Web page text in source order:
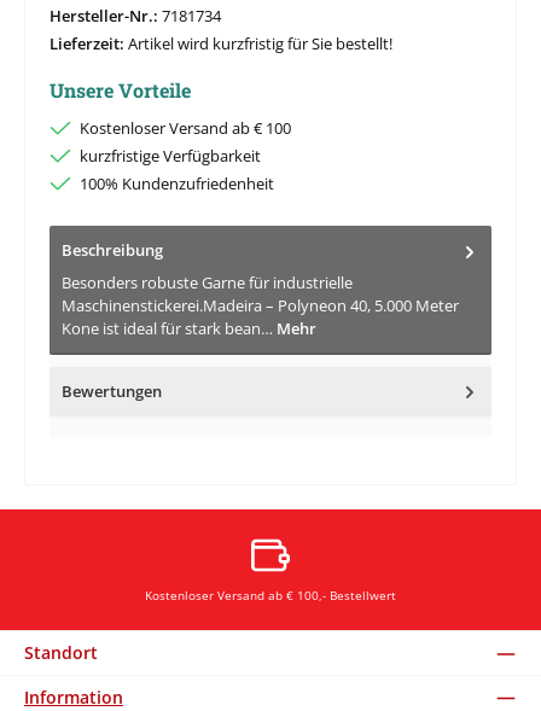
Hersteller-Nr.: 7181734
Lieferzeit: Artikel wird kurzfristig für Sie bestellt!
Unsere Vorteile
Kostenloser Versand ab € 100
kurzfristige Verfügbarkeit
100% Kundenzufriedenheit
Beschreibung
Besonders robuste Garne für industrielle
Maschinenstickerei.Madeira – Polyneon 40, 5.000 Meter
Kone ist ideal für stark bean… Mehr
Bewertungen
Kostenloser Versand ab € 100,- Bestellwert
Standort
Information